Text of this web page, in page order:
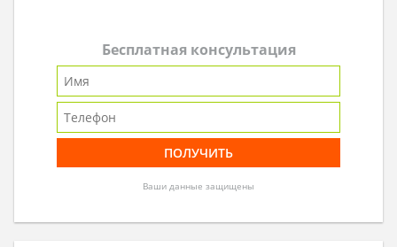
Бесплатная консультация
Ваши данные защищены